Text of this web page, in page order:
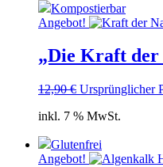
Kompostierbar
Angebot!
„Die Kraft
12,90€ Ursprünglicher
inkl. 7 % MwSt.
Glutenfrei
Angebot!